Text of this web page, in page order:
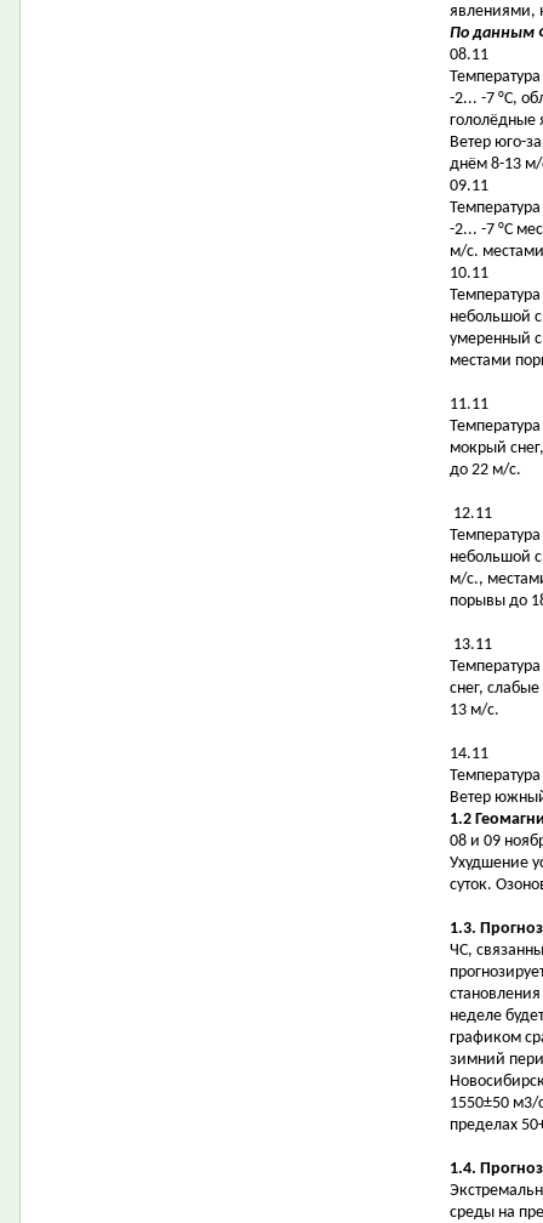
явлениями,
По данным
08.11
-2... -7 °С,
гололёдные
Ветер юго-
днём 8-13
09.11
-2... -7 °С
м/с.
10.11
небольшой
умеренный
местами
11.11
мокрый
до 22 м/с.
12.11
небольшой
м/с.,
порывы до
13.11
снег,
13 м/с.
14.11
Ветер
1.2
08 и 09
Ухудшение
суток.
1.3.
ЧС,
неделе
графиком
зимний
1550±50 м3/
пределах
1.4.
среды на